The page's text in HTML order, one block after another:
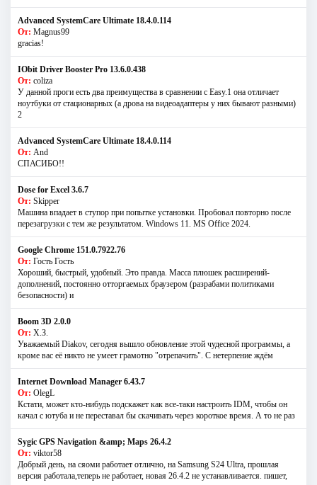
Advanced SystemCare Ultimate 18.4.0.114
От: Magnus99
gracias!
IObit Driver Booster Pro 13.6.0.438
От: coliza
У данной проги есть два преимущества в сравнении с Easy.1 она отличает
ноутбуки от стационарных (а дрова на видеоадаптеры у них бывают разными)
2
Advanced SystemCare Ultimate 18.4.0.114
От: And
СПАСИБО!!
Dose for Excel 3.6.7
От: Skipper
Машина впадает в ступор при попытке установки. Пробовал повторно после
перезагрузки с тем же результатом. Windows 11. MS Offiсe 2024.
Google Chrome 151.0.7922.76
От: Гость Гость
Хороший, быстрый, удобный. Это правда. Масса плюшек расширений-
дополнений, постоянно отторгаемых браузером (разрабами политиками
безопасности) и
Boom 3D 2.0.0
От: Х.З.
Уважаемый Diakov, сегодня вышло обновление этой чудесной программы, а
кроме вас её никто не умеет грамотно "отрепачить". С нетерпение ждём
Internet Download Manager 6.43.7
От: OlegL
Кстати, может кто-нибудь подскажет как все-таки настроить IDM, чтобы он
качал с ютуба и не переставал бы скачивать через короткое время. А то не раз
Sygic GPS Navigation &amp; Maps 26.4.2
От: viktor58
Добрый день, на сяоми работает отлично, на Samsung S24 Ultra, прошлая
версия работала,теперь не работает, новая 26.4.2 не устанавливается. пишет,